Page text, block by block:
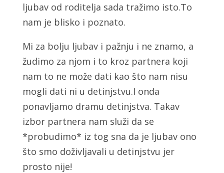
ljubav od roditelja sada tražimo isto.To
nam je blisko i poznato.
Mi za bolju ljubav i pažnju i ne znamo, a
žudimo za njom i to kroz partnera koji
nam to ne može dati kao što nam nisu
mogli dati ni u detinjstvu.I onda
ponavljamo dramu detinjstva. Takav
izbor partnera nam služi da se
*probudimo* iz tog sna da je ljubav ono
što smo doživljavali u detinjstvu jer
prosto nije!